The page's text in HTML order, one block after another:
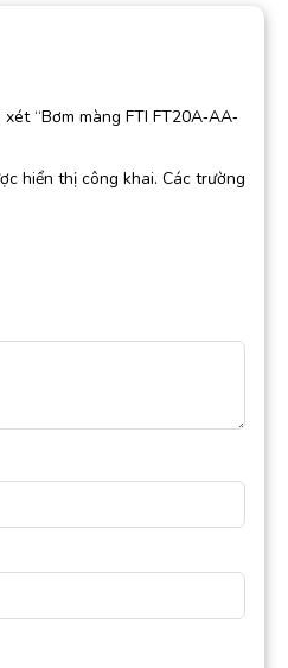
“Bơm màng FTI FT20A‐AA‐
hiển thị công khai. Các trường